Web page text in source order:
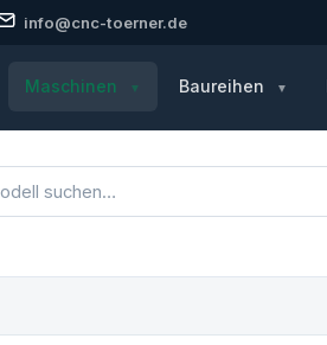
info@cnc-toerner.de
Maschinen Baureihen